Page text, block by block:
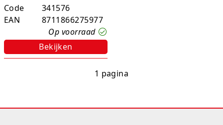
Code
341576
EAN
8711866275977
Op voorraad
Bekijken
1 pagina